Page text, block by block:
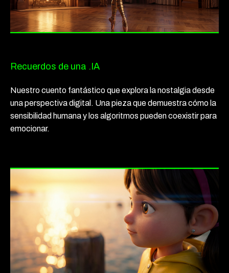
Recuerdos de una .IA
Nuestro cuento fantástico que explora la nostalgia desde
una perspectiva digital. Una pieza que demuestra cómo la
sensibilidad humana y los algoritmos pueden coexistir para
emocionar.